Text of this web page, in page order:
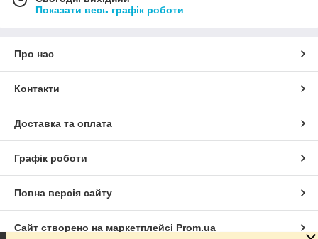
Показати весь графік роботи
Про нас
Контакти
Доставка та оплата
Графік роботи
Повна версія сайту
Сайт створено на маркетплейсі Prom.ua